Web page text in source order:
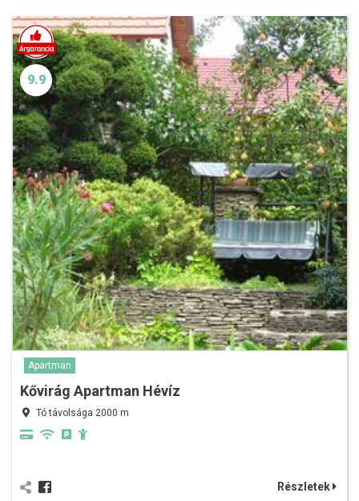
9.9
Apartman
Kővirág Apartman Hévíz
Tó távolsága 2000 m
Részletek